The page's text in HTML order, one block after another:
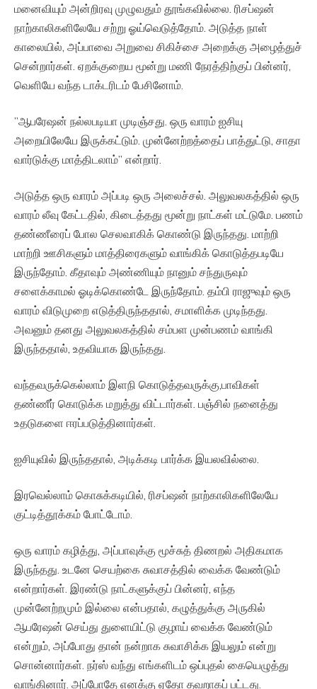
மனைவியும் அன்றிரவு முழுவதும் தூங்கவில்லை. ரிசப்ஷன்
நாற்காலிகளிலேயே சற்று ஓய்வெடுத்தோம். அடுத்த நாள்
காலையில், அப்பாவை அறுவை சிகிச்சை அறைக்கு அழைத்துச்
சென்றார்கள். ஏறக்குறைய மூன்று மணி நேரத்திற்குப் பின்னர்,
வெளியே வந்த டாக்டரிடம் பேசினோம்.
”ஆபரேஷன் நல்லபடியா முடிஞ்சது. ஒரு வாரம் ஐசியு
அறையிலேயே இருக்கட்டும். முன்னேற்றத்தைப் பாத்துட்டு, சாதா
வார்டுக்கு மாத்திடலாம்” என்றார்.
அடுத்த ஒரு வாரம் அப்படி ஒரு அலைச்சல். அலுவலகத்தில் ஒரு
வாரம் லீவு கேட்டதில், கிடைத்தது மூன்று நாட்கள் மட்டுமே. பணம்
தண்ணீரைப் போல செலவாகிக் கொண்டு இருந்தது. மாற்றி
மாற்றி ஊசிகளும் மாத்திரைகளும் வாங்கிக் கொடுத்தபடியே
இருந்தோம். கீதாவும் அண்ணியும் நானும் சந்துருவும்
சளைக்காமல் ஓடிக்கொண்டே இருந்தோம். தம்பி ராஜுவும் ஒரு
வாரம் விடுமுறை எடுத்திருந்ததால், சமாளிக்க முடிந்தது.
அவனும் தனது அலுவலகத்தில் சம்பள முன்பணம் வாங்கி
இருந்ததால், உதவியாக இருந்தது.
வந்தவருக்கெல்லாம் இளநி கொடுத்தவருக்கு,பாவிகள்
தண்ணீர் கொடுக்க மறுத்து விட்டார்கள். பஞ்சில் நனைத்து
உதடுகளை ஈரப்படுத்தினார்கள்.
ஐசியுவில் இருந்ததால், அடிக்கடி பார்க்க இயலவில்லை.
இரவெல்லாம் கொசுக்கடியில், ரிசப்ஷன் நாற்காலிகளிலேயே
குட்டித்தூக்கம் போட்டோம்.
ஒரு வாரம் கழித்து, அப்பாவுக்கு மூச்சுத் திணறல் அதிகமாக
இருந்தது. உடனே செயற்கை சுவாசத்தில் வைக்க வேண்டும்
என்றார்கள். இரண்டு நாட்களுக்குப் பின்னர், எந்த
முன்னேற்றமும் இல்லை என்பதால், கழுத்துக்கு அருகில்
ஆபரேஷன் செய்து துளையிட்டு குழாய் வைக்க வேண்டும்
என்றும், அப்போது தான் நன்றாக சுவாசிக்க இயலும் என்று
சொன்னார்கள். நர்ஸ் வந்து எங்களிடம் ஒப்புதல் கையெழுத்து
வாங்கினார். அப்போதே எனக்கு ஏதோ தவறாகப் பட்டது.